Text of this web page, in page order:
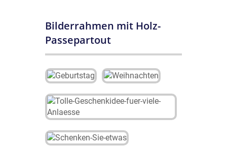
Bilderrahmen mit Holz-
Passepartout